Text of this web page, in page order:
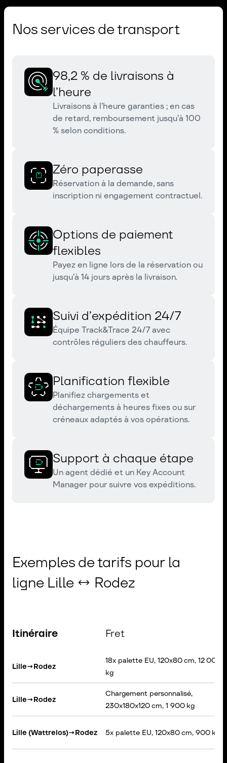
Nos services de transport
98,2 % de livraisons à
l’heure
Livraisons à l’heure garanties ; en cas
de retard, remboursement jusqu’à 100
% selon conditions.
Zéro paperasse
Réservation à la demande, sans
inscription ni engagement contractuel.
Options de paiement
flexibles
Payez en ligne lors de la réservation ou
jusqu’à 14 jours après la livraison.
Suivi d’expédition 24/7
Équipe Track&Trace 24/7 avec
contrôles réguliers des chauffeurs.
Planification flexible
Planifiez chargements et
déchargements à heures fixes ou sur
créneaux adaptés à vos opérations.
Support à chaque étape
Un agent dédié et un Key Account
Manager pour suivre vos expéditions.
Exemples de tarifs pour la
ligne Lille ↔ Rodez
Itinéraire Fret
Lille→Rodez
18x palette EU, 120x80 cm, 12 000
kg
Lille→Rodez
Chargement personnalisé,
230x180x120 cm, 1 900 kg
Lille (Wattrelos)→Rodez 5x palette EU, 120x80 cm, 900 kg